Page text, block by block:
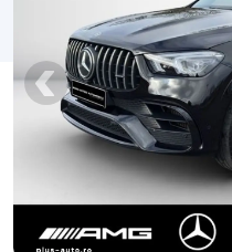
Despre Noi
Contact